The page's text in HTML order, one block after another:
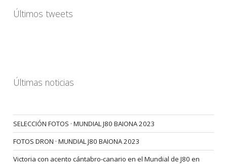
Últimos tweets
Últimas noticias
SELECCIÓN FOTOS · MUNDIAL J80 BAIONA 2023
FOTOS DRON · MUNDIAL J80 BAIONA 2023
Victoria con acento cántabro-canario en el Mundial de J80 en